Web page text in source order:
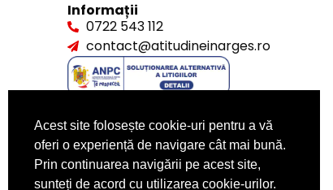
Informații
0722 543 112
contact@atitudineinarges.ro
Acest site folosește cookie-uri pentru a vă
oferi o experiență de navigare cât mai bună.
Prin continuarea navigării pe acest site,
sunteți de acord cu utilizarea cookie-urilor.